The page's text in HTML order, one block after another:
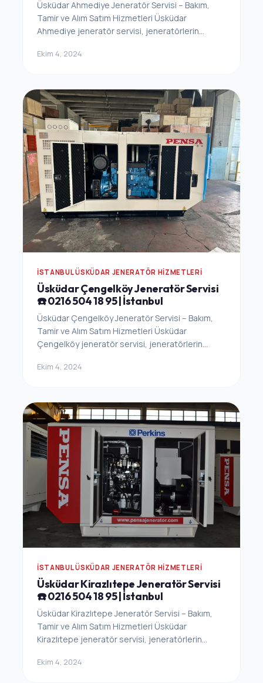
Üsküdar Ahmediye Jeneratör Servisi – Bakım,
Tamir ve Alım Satım Hizmetleri Üsküdar
Ahmediye jeneratör servisi, jeneratörlerin...
Ekim 4, 2024
İSTANBUL ÜSKÜDAR JENERATÖR HIZMETLERI
Üsküdar Çengelköy Jeneratör Servisi
☎️ 0216 504 18 95 | İstanbul
Üsküdar Çengelköy Jeneratör Servisi – Bakım,
Tamir ve Alım Satım Hizmetleri Üsküdar
Çengelköy jeneratör servisi, jeneratörlerin...
Ekim 4, 2024
İSTANBUL ÜSKÜDAR JENERATÖR HIZMETLERI
Üsküdar Kirazlıtepe Jeneratör Servisi
☎️ 0216 504 18 95 | İstanbul
Üsküdar Kirazlıtepe Jeneratör Servisi – Bakım,
Tamir ve Alım Satım Hizmetleri Üsküdar
Kirazlıtepe jeneratör servisi, jeneratörlerin...
Ekim 4, 2024